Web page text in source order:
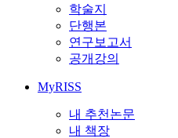
학술지
단행본
연구보고서
공개강의
MyRISS
내 추천논문
내 책장